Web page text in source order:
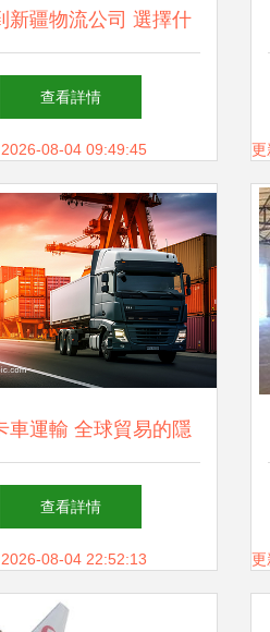
新疆物流公司 選擇什
公司更適合你的貨物運
輸？
查看詳情
08-04 09:49:45 更
車運輸 全球貿易的隱
形動脈
查看詳情
08-04 22:52:13 更